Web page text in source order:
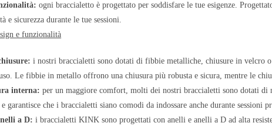
ogni braccialetto è progettato per soddisfare le tue esigenze.
e sicurezza durante le tue sessioni.
e funzionalità
i nostri braccialetti sono dotati di fibbie metalliche, chiusure in velcro
Le fibbie in metallo offrono una chiusura più robusta e sicura, mentre le
interna: per un maggiore comfort, molti dei nostri braccialetti sono dotati
garantisce che i braccialetti siano comodi da indossare anche durante sessioni
a D: i braccialetti KINK sono progettati con anelli e anelli a D ad alta